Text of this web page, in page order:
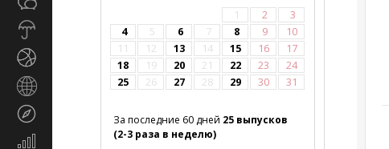
Экономика
1 2
3
4
5 6 7 8 9
10
11
12 13 14 15 16
17
18
19 20 21 22 23
24
25
26 27 28 29 30 31
За последние 60 дней 25 выпусков
(2-3 раза в неделю)